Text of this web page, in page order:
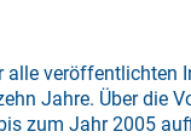
alle veröffentlichten
Jahre. Über die
zum Jahr 2005